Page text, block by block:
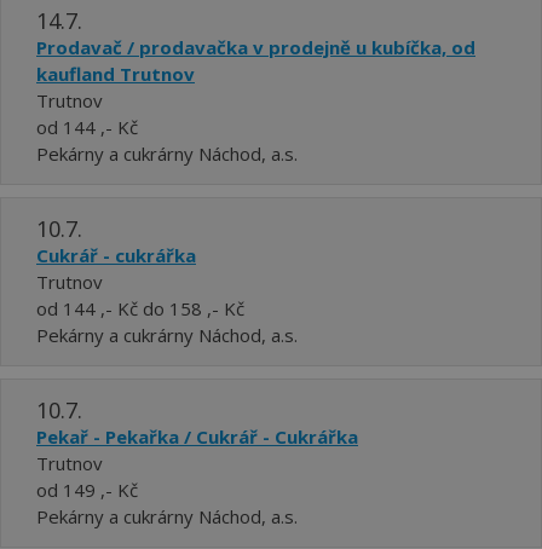
14.7.
Prodavač / prodavačka v prodejně u kubíčka, od
kaufland Trutnov
Trutnov
od 144 ,- Kč
Pekárny a cukrárny Náchod, a.s.
10.7.
Cukrář - cukrářka
Trutnov
od 144 ,- Kč do 158 ,- Kč
Pekárny a cukrárny Náchod, a.s.
10.7.
Pekař - Pekařka / Cukrář - Cukrářka
Trutnov
od 149 ,- Kč
Pekárny a cukrárny Náchod, a.s.